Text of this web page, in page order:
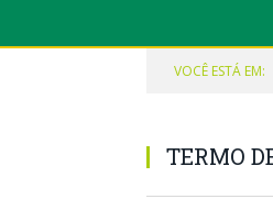
VOCÊ ESTÁ EM:
TERMO